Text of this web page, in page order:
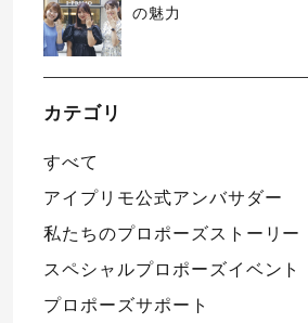
の魅力
カテゴリ
すべて
アイプリモ公式アンバサダー
私たちのプロポーズストーリー
スペシャルプロポーズイベント
プロポーズサポート